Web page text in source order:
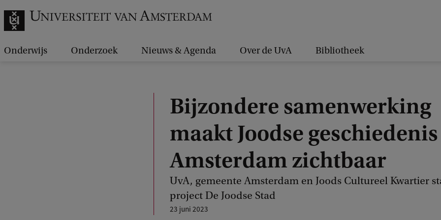
Onderwijs Onderzoek Nieuws & Agenda Over de UvA Bibliotheek
Bijzondere samenwerking
maakt Joodse geschiedenis
Amsterdam zichtbaar
UvA, gemeente Amsterdam en Joods Cultureel Kwartier
project De Joodse Stad
23 juni 2023